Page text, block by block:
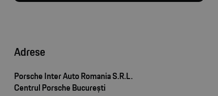
Adrese
Porsche Inter Auto Romania S.R.L.
Centrul Porsche București